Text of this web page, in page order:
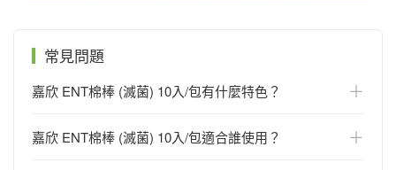
常見問題
嘉欣 ENT棉棒 (滅菌) 10入/包有什麼特色？ ＋
嘉欣 ENT棉棒 (滅菌) 10入/包適合誰使用？ ＋